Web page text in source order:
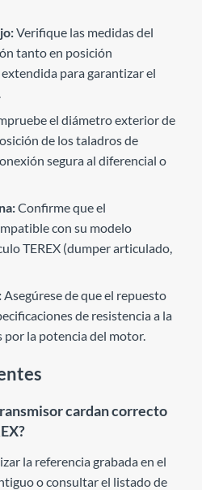
Verifique las medidas del
tanto en posición
para garantizar el
el diámetro exterior de
de los taladros de
segura al diferencial o
Confirme que el
con su modelo
TEREX (dumper articulado,
Asegúrese de que el repuesto
de resistencia a la
la potencia del motor.
cardan correcto
la referencia grabada en el
o consultar el listado de